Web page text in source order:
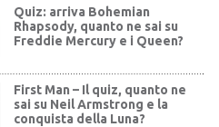
Quiz: arriva Bohemian
Rhapsody, quanto ne sai su
Freddie Mercury e i Queen?
First Man – Il quiz, quanto ne
sai su Neil Armstrong e la
conquista della Luna?